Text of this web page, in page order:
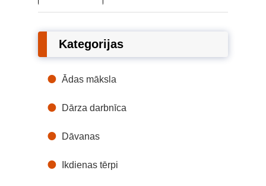
Kategorijas
Ādas māksla
Dārza darbnīca
Dāvanas
Ikdienas tērpi